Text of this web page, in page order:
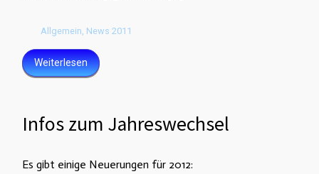
Allgemein, News 2011
Weiterlesen
Infos zum Jahreswechsel
Es gibt einige Neuerungen für 2012: